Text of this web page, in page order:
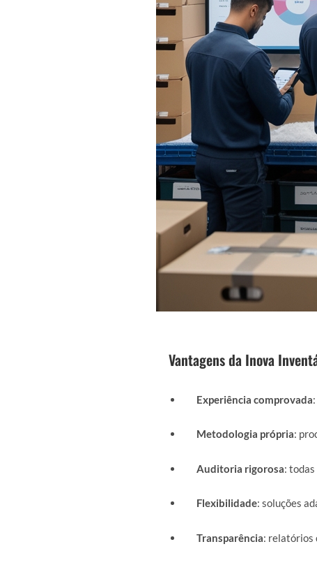
Vantagens da Inova
Experiência comprovada
Metodologia própria:
Auditoria rigorosa:
Flexibilidade: soluções
Transparência: relatórios